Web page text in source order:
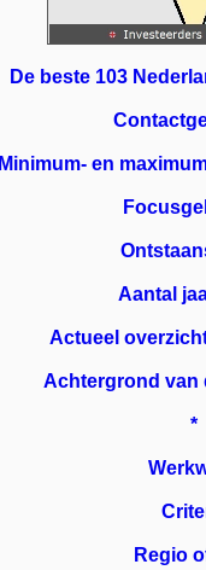
De beste 103
Minimum- en
Aantal
Actueel
Achtergrond van
*
Regio